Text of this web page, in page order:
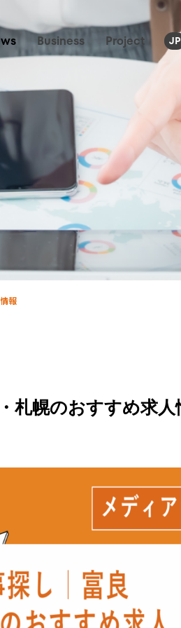
Business Project JP
報
札幌のおすすめ求人